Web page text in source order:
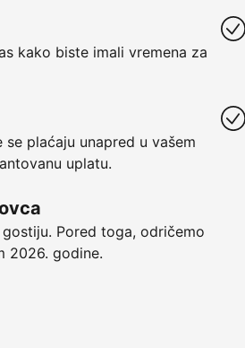
kako biste imali vremena za
plaćaju unapred u vašem
uplatu.
Pored toga, odričemo
2026. godine.